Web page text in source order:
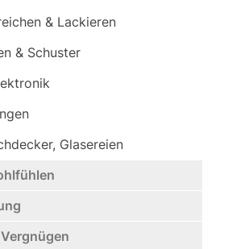
& Lackieren
& Schuster
Glasereien